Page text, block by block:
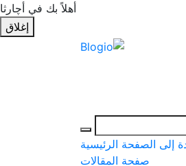
أهلاً بك في أچارثا
إغلاق
إلى الصفحة الرئيسية
صفحة المقالات